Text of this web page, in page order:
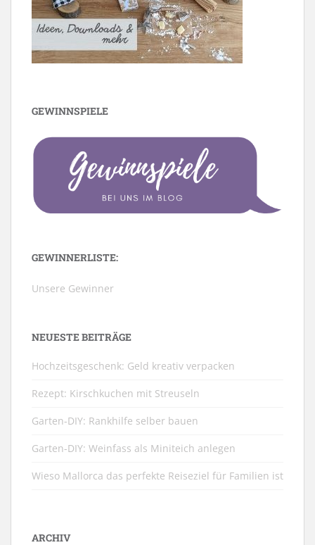
GEWINNSPIELE
GEWINNERLISTE:
Unsere Gewinner
NEUESTE BEITRÄGE
Hochzeitsgeschenk: Geld kreativ verpacken
Rezept: Kirschkuchen mit Streuseln
Garten-DIY: Rankhilfe selber bauen
Garten-DIY: Weinfass als Miniteich anlegen
Wieso Mallorca das perfekte Reiseziel für Familien ist
ARCHIV